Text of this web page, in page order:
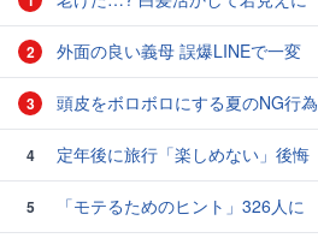
2 外面の良い義母 誤爆LINEで一変
3 頭皮をボロボロにする夏のNG行為
4 定年後に旅行「楽しめない」後悔
5
「モテるためのヒント」326人に